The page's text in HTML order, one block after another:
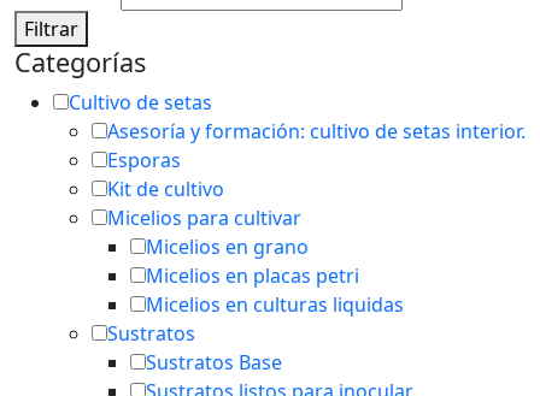
Filtrar
Categorías
Cultivo de setas
Asesoría y formación: cultivo de setas interior.
Esporas
Kit de cultivo
Micelios para cultivar
Micelios en grano
Micelios en placas petri
Micelios en culturas liquidas
Sustratos
Sustratos Base
Sustratos listos para inocular